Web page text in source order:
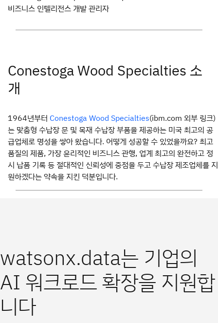
비즈니스 인텔리전스 개발 관리자
Conestoga Wood Specialties 소
개
1964년부터 Conestoga Wood Specialties(ibm.com 외부 링크)
는 맞춤형 수납장 문 및 목재 수납장 부품을 제공하는 미국 최고의 공
급업체로 명성을 쌓아 왔습니다. 어떻게 성공할 수 있었을까요? 최고
품질의 제품, 가장 윤리적인 비즈니스 관행, 업계 최고의 완전하고 정
시 납품 기록 등 절대적인 신뢰성에 중점을 두고 수납장 제조업체를 지
원하겠다는 약속을 지킨 덕분입니다.
watsonx.data는 기업의
AI 워크로드 확장을 지원합
니다